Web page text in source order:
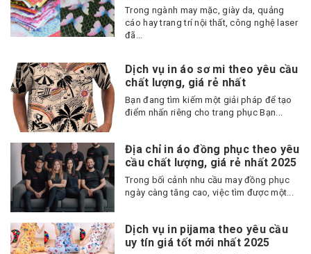
Trong ngành may mặc, giày da, quảng
cáo hay trang trí nội thất, công nghệ laser
đã...
Dịch vụ in áo sơ mi theo yêu cầu
chất lượng, giá rẻ nhất
Bạn đang tìm kiếm một giải pháp để tạo
điểm nhấn riêng cho trang phục Bạn...
Địa chỉ in áo đồng phục theo yêu
cầu chất lượng, giá rẻ nhất 2025
Trong bối cảnh nhu cầu may đồng phục
ngày càng tăng cao, việc tìm được một...
Dịch vụ in pijama theo yêu cầu
uy tín giá tốt mới nhất 2025